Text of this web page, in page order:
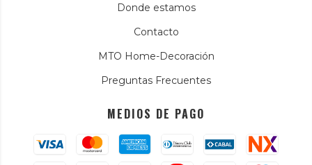
Donde estamos
Contacto
MTO Home-Decoración
Preguntas Frecuentes
MEDIOS DE PAGO